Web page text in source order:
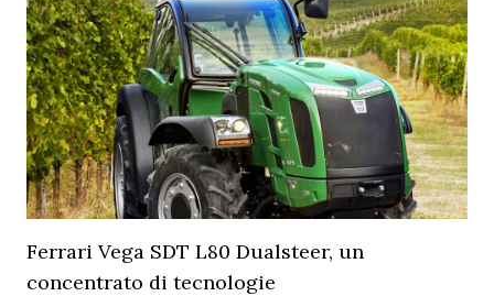
Ferrari Vega SDT L80 Dualsteer, un
concentrato di tecnologie